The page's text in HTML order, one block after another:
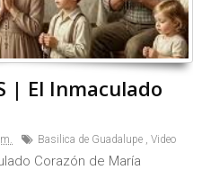
| El Inmaculado
Basilica de Guadalupe , Video
Corazón de María